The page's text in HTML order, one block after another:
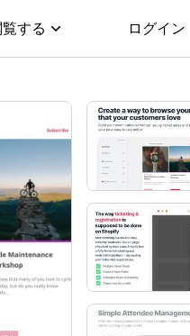
する ログイン